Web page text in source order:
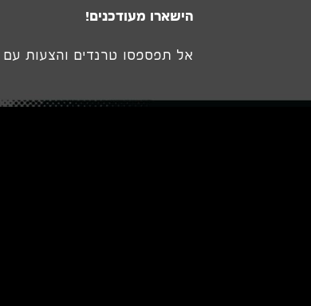
הישארו מעודכנים!
אל תפספסו טרנדים והצעות עם